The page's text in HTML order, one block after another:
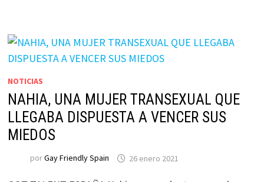
NOTICIAS
NAHIA, UNA MUJER TRANSEXUAL QUE
LLEGABA DISPUESTA A VENCER SUS
MIEDOS
porGay Friendly Spain 26 enero 2021